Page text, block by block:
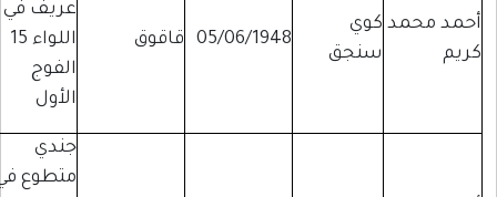
عريف في
اللواء 15
الفوج
الأول
قاقوق 05/06/1948
كوي
سنجق
أحمد محمد
كريم
جندي
متطوع في